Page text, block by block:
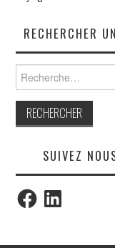
RECHERCHER
SUIVEZ
FacebookLinkedIn